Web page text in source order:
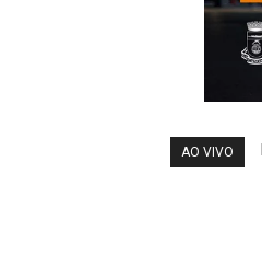
AO VIVO